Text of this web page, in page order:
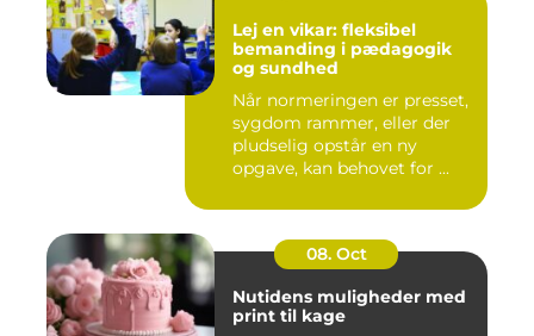
Lej en vikar: fleksibel
bemanding i pædagogik
og sundhed
Når normeringen er presset,
sygdom rammer, eller der
pludselig opstår en ny
opgave, kan behovet for ...
08. Oct
Nutidens muligheder med
print til kage